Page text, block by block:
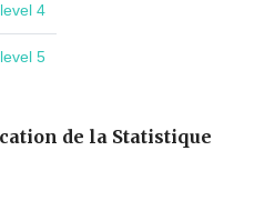
4
5
de la Statistique